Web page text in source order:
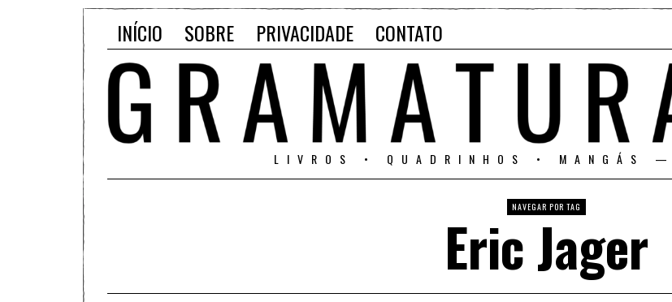
INÍCIO SOBRE PRIVACIDADE CONTATO
LIVROS • QUADRINHOS • MANGÁS
NAVEGAR POR TAG
Eric Jager